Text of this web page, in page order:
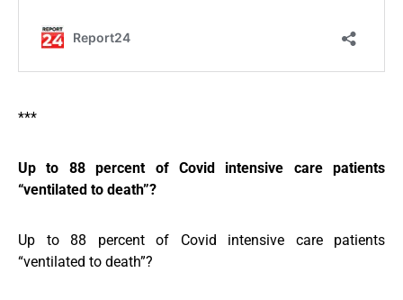
***
Up to 88 percent of Covid intensive care patients
“ventilated to death”?
Up to 88 percent of Covid intensive care patients
“ventilated to death”?